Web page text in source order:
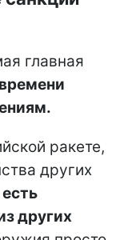
главная
ракете,
других
есть
других